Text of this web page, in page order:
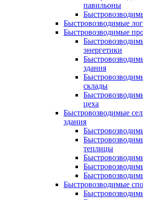
павильоны
Быстровозводимые
Быстровозводимые
энергетики
здания
склады
цеха
Быстровозводимые
здания
теплицы
Быстровозводимые